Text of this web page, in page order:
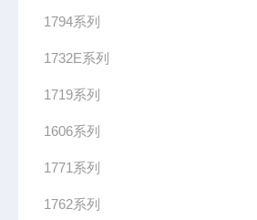
1794系列
1732E系列
1719系列
1606系列
1771系列
1762系列